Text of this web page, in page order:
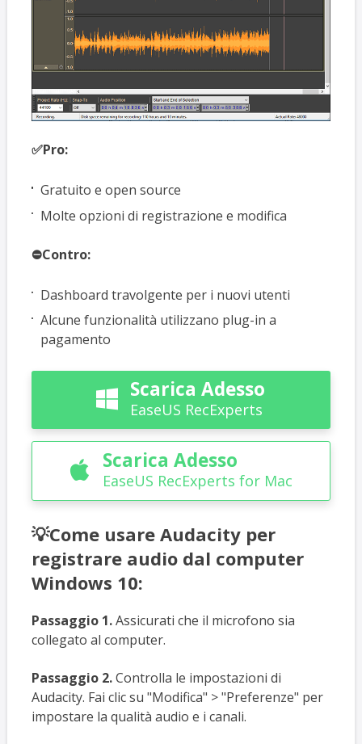
✅Pro:
Gratuito e open source
Molte opzioni di registrazione e modifica
⛔Contro:
Dashboard travolgente per i nuovi utenti
Alcune funzionalità utilizzano plug-in a
pagamento
 Scarica Adesso
EaseUS RecExperts
 Scarica Adesso
EaseUS RecExperts for Mac
💡Come usare Audacity per
registrare audio dal computer
Windows 10:
Passaggio 1.Assicurati che il microfono sia
collegato al computer.
Passaggio 2.Controlla le impostazioni di
Audacity. Fai clic su "Modifica" > "Preferenze" per
impostare la qualità audio e i canali.